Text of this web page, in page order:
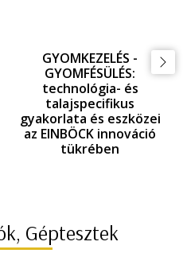
GYOMKEZELÉS -
GYOMFÉSÜLÉS:
technológia- és
talajspecifikus
gyakorlata és eszközei
az EINBÖCK innováció
tükrében
Géptesztek